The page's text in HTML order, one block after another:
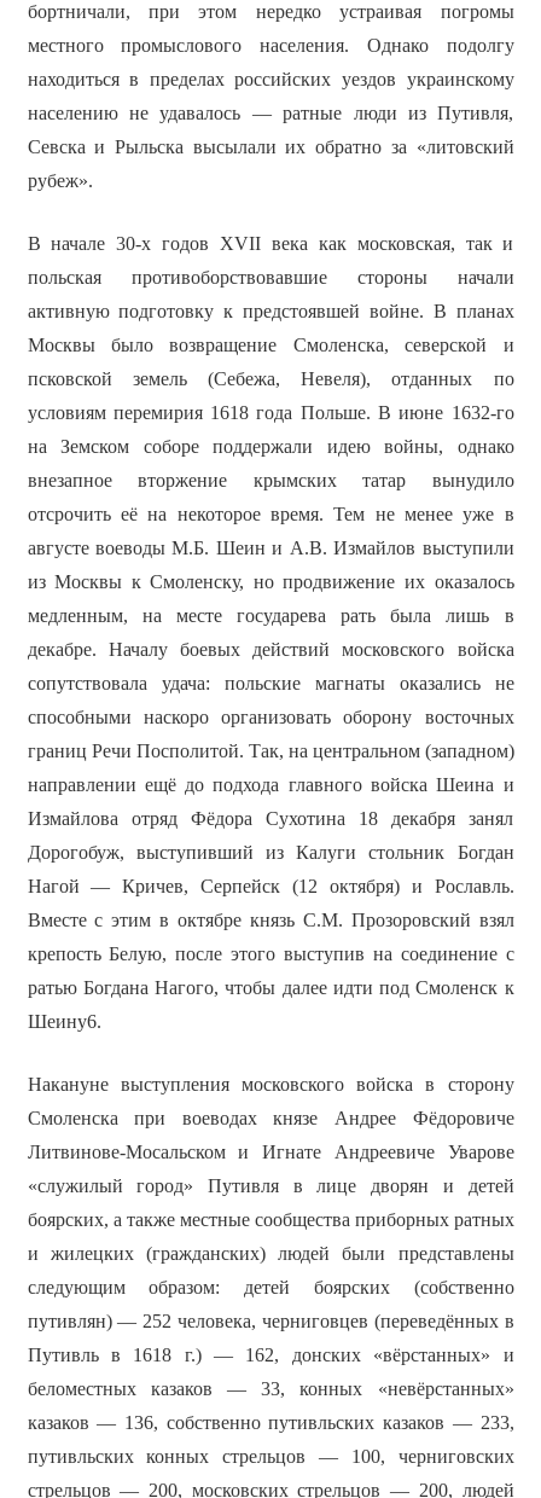
бортничали, при этом нередко устраивая погромы
местного промыслового населения. Однако подолгу
находиться в пределах российских уездов украинскому
населению не удавалось — ратные люди из Путивля,
Севска и Рыльска высылали их обратно за «литовский
рубеж».
В начале 30-х годов XVII века как московская, так и
польская противоборствовавшие стороны начали
активную подготовку к предстоявшей войне. В планах
Москвы было возвращение Смоленска, северской и
псковской земель (Себежа, Невеля), отданных по
условиям перемирия 1618 года Польше. В июне 1632-го
на Земском соборе поддержали идею войны, однако
внезапное вторжение крымских татар вынудило
отсрочить её на некоторое время. Тем не менее уже в
августе воеводы М.Б. Шеин и А.В. Измайлов выступили
из Москвы к Смоленску, но продвижение их оказалось
медленным, на месте государева рать была лишь в
декабре. Началу боевых действий московского войска
сопутствовала удача: польские магнаты оказались не
способными наскоро организовать оборону восточных
границ Речи Посполитой. Так, на центральном (западном)
направлении ещё до подхода главного войска Шеина и
Измайлова отряд Фёдора Сухотина 18 декабря занял
Дорогобуж, выступивший из Калуги стольник Богдан
Нагой — Кричев, Серпейск (12 октября) и Рославль.
Вместе с этим в октябре князь С.М. Прозоровский взял
крепость Белую, после этого выступив на соединение с
ратью Богдана Нагого, чтобы далее идти под Смоленск к
Шеину6.
Накануне выступления московского войска в сторону
Смоленска при воеводах князе Андрее Фёдоровиче
Литвинове-Мосальском и Игнате Андреевиче Уварове
«служилый город» Путивля в лице дворян и детей
боярских, а также местные сообщества приборных ратных
и жилецких (гражданских) людей были представлены
следующим образом: детей боярских (собственно
путивлян) — 252 человека, черниговцев (переведённых в
Путивль в 1618 г.) — 162, донских «вёрстанных» и
беломестных казаков — 33, конных «невёрстанных»
казаков — 136, собственно путивльских казаков — 233,
путивльских конных стрельцов — 100, черниговских
стрельцов — 200, московских стрельцов — 200, людей